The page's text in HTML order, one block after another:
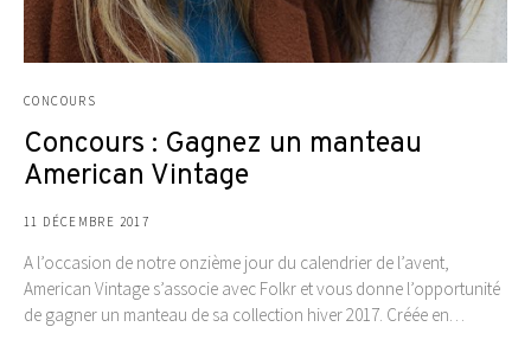
CONCOURS
Concours : Gagnez un manteau
American Vintage
11 DÉCEMBRE 2017
A l’occasion de notre onzième jour du calendrier de l’avent,
American Vintage s’associe avec Folkr et vous donne l’opportunité
de gagner un manteau de sa collection hiver 2017. Créée en…